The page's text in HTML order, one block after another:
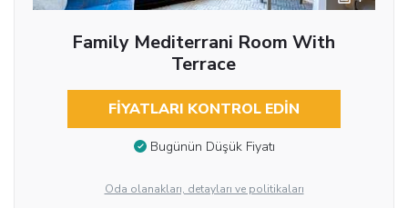
Family Mediterrani Room With
Terrace
FIYATLARI KONTROL EDIN
Bugünün Düşük Fiyatı
Oda olanakları, detayları ve politikaları